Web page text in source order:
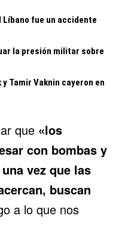
fue un accidente
la presión militar sobre
Tamir Vaknin cayeron en
que «los
con bombas y
vez que las
buscan
a lo que nos